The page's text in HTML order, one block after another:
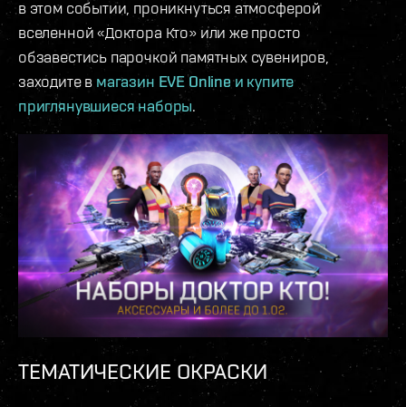
в этом событии, проникнуться атмосферой
вселенной «Доктора Кто» или же просто
обзавестись парочкой памятных сувениров,
заходите в магазин EVE Online и купите
приглянувшиеся наборы.
ТЕМАТИЧЕСКИЕ ОКРАСКИ